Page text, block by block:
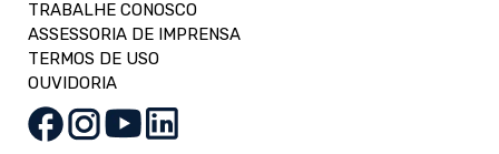
TRABALHE CONOSCO
ASSESSORIA DE IMPRENSA
TERMOS DE USO
OUVIDORIA